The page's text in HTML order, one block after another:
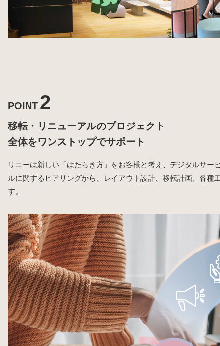
POINT 2
移転・リニューアルのプロジェクト
全体をワンストップでサポート
リコーは新しい「はたらき方」をお客様と考え、デジタルサ
ルに関するヒアリングから、レイアウト設計、移転計画、各
す。